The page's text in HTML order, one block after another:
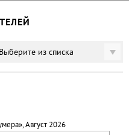
Выберите из списка
», Август 2026